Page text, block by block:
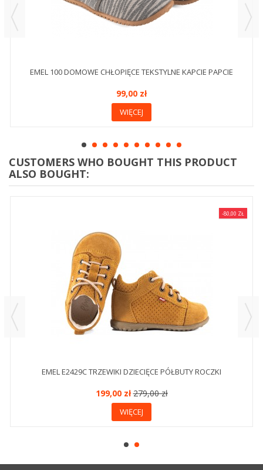
EMEL 100 DOMOWE CHŁOPIĘCE TEKSTYLNE KAPCIE PAPCIE
99,00 zł
WIĘCEJ
CUSTOMERS WHO BOUGHT THIS PRODUCT
ALSO BOUGHT:
-80,00 ZŁ
EMEL E2429C TRZEWIKI DZIECIĘCE PÓŁBUTY ROCZKI
199,00 zł279,00 zł
WIĘCEJ